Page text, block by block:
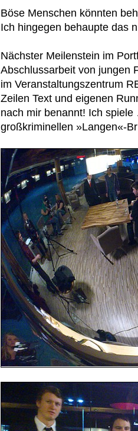
Böse Menschen könnten
Ich hingegen behaupte das
Nächster Meilenstein im
Abschlussarbeit von jungen
im Veranstaltungszentrum
Zeilen Text und eigenen
nach mir benannt! Ich
großkriminellen »Langen«-